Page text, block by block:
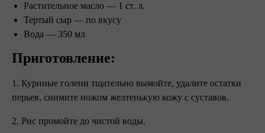
Растительное масло — 1 ст. л.
Тертый сыр — по вкусу
Вода — 350 мл
Приготовление:
1. Куриные голени тщательно вымойте, удалите остатки
перьев, снимите ножом желтенькую кожу с суставов.
2. Рис промойте до чистой воды.